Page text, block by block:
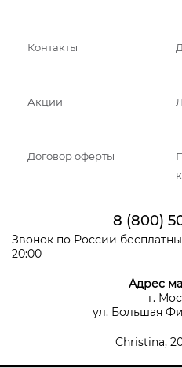
Контакты
Акции
Договор оферты
8 (800)
Звонок по России
20:00
Адрес
г.
ул. Большая
Christina,